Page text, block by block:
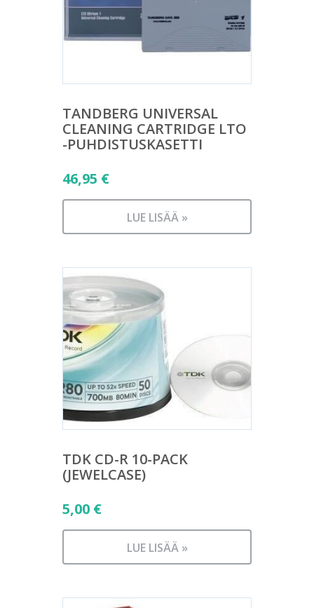
TANDBERG UNIVERSAL
CLEANING CARTRIDGE LTO
-PUHDISTUSKASETTI
46,95 €
LUE LISÄÄ »
TDK CD-R 10-PACK
(JEWELCASE)
5,00 €
LUE LISÄÄ »